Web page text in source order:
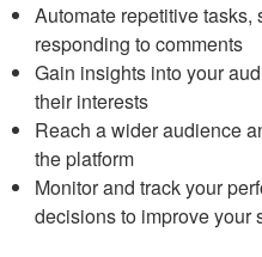
Automate repetitive
responding to comments
Gain insights into your
their interests
Reach a wider audience
the platform
Monitor and track your
decisions to improve your